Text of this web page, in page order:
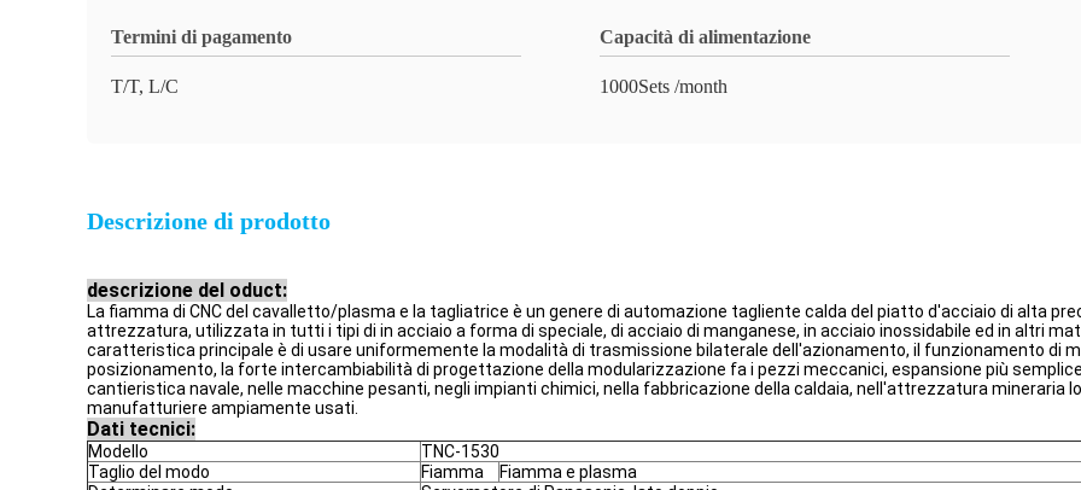
Termini di pagamento
T/T, L/C
Capacità di alimentazione
1000Sets /month
Descrizione di prodotto
descrizione del oduct:
La fiamma di CNC del cavalletto/plasma e la tagliatrice è un genere di automazione tagliente calda del piatto d'acciaio di alta
attrezzatura, utilizzata in tutti i tipi di in acciaio a forma di speciale, di acciaio di manganese, in acciaio inossidabile ed in altri
caratteristica principale è di usare uniformemente la modalità di trasmissione bilaterale dell'azionamento, il funzionamento di
posizionamento, la forte intercambiabilità di progettazione della modularizzazione fa i pezzi meccanici, espansione più
cantieristica navale, nelle macchine pesanti, negli impianti chimici, nella fabbricazione della caldaia, nell'attrezzatura mineraria
manufatturiere ampiamente usati.
Dati tecnici:
Modello
TNC-1530
Taglio del modo
Fiamma
Fiamma e plasma